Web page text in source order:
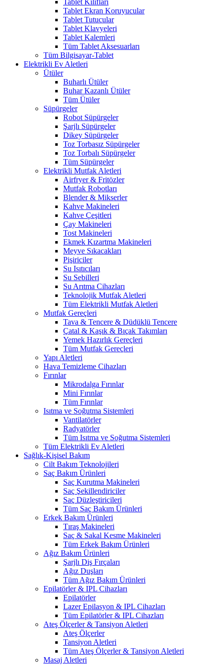
Tablet Kılıfları
Tablet Ekran Koruyucular
Tablet Tutucular
Tablet Klavyeleri
Tablet Kalemleri
Tüm Tablet Aksesuarları
Tüm Bilgisayar-Tablet
Elektrikli Ev Aletleri
Ütüler
Buharlı Ütüler
Buhar Kazanlı Ütüler
Tüm Ütüler
Süpürgeler
Robot Süpürgeler
Şarjlı Süpürgeler
Dikey Süpürgeler
Toz Torbasız Süpürgeler
Toz Torbalı Süpürgeler
Tüm Süpürgeler
Elektrikli Mutfak Aletleri
Airfryer & Fritözler
Mutfak Robotları
Blender & Mikserler
Kahve Makineleri
Kahve Çeşitleri
Çay Makineleri
Tost Makineleri
Ekmek Kızartma Makineleri
Meyve Sıkacakları
Pişiriciler
Su Isıtıcıları
Su Sebilleri
Su Arıtma Cihazları
Teknolojik Mutfak Aletleri
Tüm Elektrikli Mutfak Aletleri
Mutfak Gereçleri
Tava & Tencere & Düdüklü Tencere
Çatal & Kaşık & Bıçak Takımları
Yemek Hazırlık Gereçleri
Tüm Mutfak Gereçleri
Yapı Aletleri
Hava Temizleme Cihazları
Fırınlar
Mikrodalga Fırınlar
Mini Fırınlar
Tüm Fırınlar
Isıtma ve Soğutma Sistemleri
Vantilatörler
Radyatörler
Tüm Isıtma ve Soğutma Sistemleri
Tüm Elektrikli Ev Aletleri
Sağlık-Kişisel Bakım
Cilt Bakım Teknolojileri
Saç Bakım Ürünleri
Saç Kurutma Makineleri
Saç Şekillendiriciler
Saç Düzleştiricileri
Tüm Saç Bakım Ürünleri
Erkek Bakım Ürünleri
Tıraş Makineleri
Saç & Sakal Kesme Makineleri
Tüm Erkek Bakım Ürünleri
Ağız Bakım Ürünleri
Şarjlı Diş Fırçaları
Ağız Duşları
Tüm Ağız Bakım Ürünleri
Epilatörler & IPL Cihazları
Epilatörler
Lazer Epilasyon & IPL Cihazları
Tüm Epilatörler & IPL Cihazları
Ateş Ölçerler & Tansiyon Aletleri
Ateş Ölçerler
Tansiyon Aletleri
Tüm Ateş Ölçerler & Tansiyon Aletleri
Masaj Aletleri